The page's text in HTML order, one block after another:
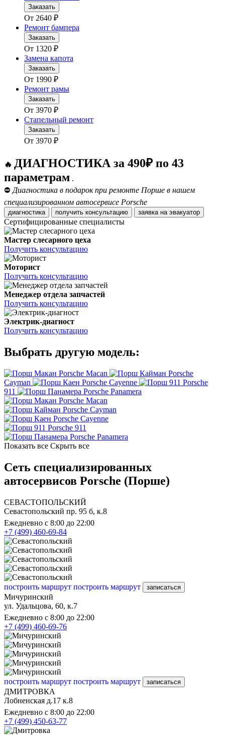
Заказать
От 2640 ₽
Ремонт бампера
Заказать
От 1320 ₽
Замена капота
Заказать
От 1990 ₽
Ремонт рамы
Заказать
От 3970 ₽
Стапельный ремонт
Заказать
От 3970 ₽
🔥 ДИАГНОСТИКА за 490₽ по 43
параметрам .
⛔ Диагностика в подарок при ремонте Порше в нашем
специализированном автосервисе Porsche
диагностика получить консультацию заявка на эвакуатор
Сертифицированные специалисты
Мастер слесарного цеха
Получить консультацию
Моторист
Получить консультацию
Менеджер отдела запчастей
Получить консультацию
Электрик-диагност
Получить консультацию
Выбрать другую модель:
Porsche Macan
Porsche
Cayman
Porsche Cayenne
Porsche
911
Porsche Panamera
Porsche Macan
Porsche Cayman
Porsche Cayenne
Porsche 911
Porsche Panamera
Показать все Скрыть все
Сеть специализированных
автосервисов Porsche (Порше)
СЕВАСТОПОЛЬСКИЙ
Севастопольский пр. 95 б, к.8
Ежедневно с 8:00 до 22:00
+7 (499) 460-69-84
построить маршрут построить маршрут записаться
Мичуринский
ул. Удальцова, 60, к.7
Ежедневно с 8:00 до 22:00
+7 (499) 460-69-76
построить маршрут построить маршрут записаться
ДМИТРОВКА
Лобненская д.17 к.8
Ежедневно с 8:00 до 22:00
+7 (499) 450-63-77